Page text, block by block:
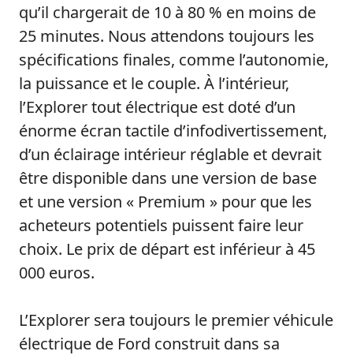
qu’il chargerait de 10 à 80 % en moins de
25 minutes. Nous attendons toujours les
spécifications finales, comme l’autonomie,
la puissance et le couple. À l’intérieur,
l’Explorer tout électrique est doté d’un
énorme écran tactile d’infodivertissement,
d’un éclairage intérieur réglable et devrait
être disponible dans une version de base
et une version « Premium » pour que les
acheteurs potentiels puissent faire leur
choix. Le prix de départ est inférieur à 45
000 euros.
L’Explorer sera toujours le premier véhicule
électrique de Ford construit dans sa